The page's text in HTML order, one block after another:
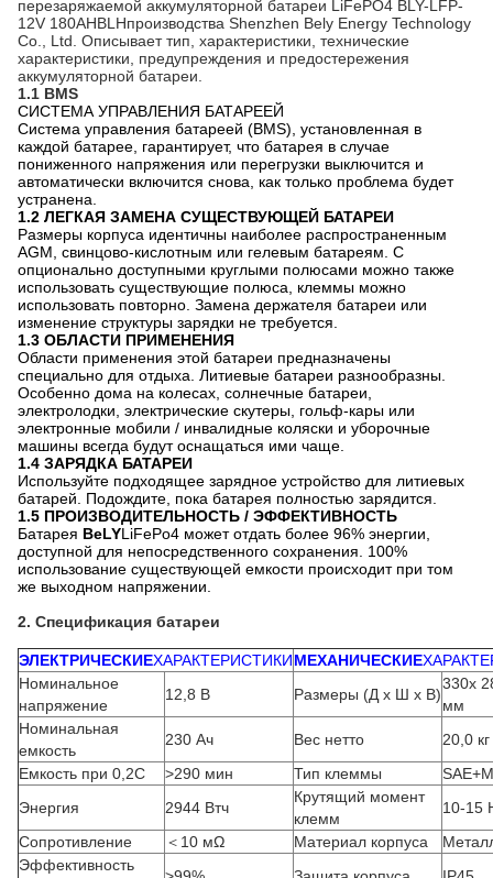
1. Общая информация
Данная спецификация определяет характеристики
перезаряжаемой аккумуляторной батареи LiFePO4 BLY-LFP-
12V 180AHBLHпроизводства Shenzhen Bely Energy Technology
Co., Ltd. Описывает тип, характеристики, технические
характеристики, предупреждения и предостережения
аккумуляторной батареи.
1.1 BMS
СИСТЕМА УПРАВЛЕНИЯ БАТАРЕЕЙ
Система управления батареей (BMS), установленная в
каждой батарее, гарантирует, что батарея в случае
автоматически включится снова, как только проблема будет
1.2 ЛЕГКАЯ ЗАМЕНА СУЩЕСТВУЮЩЕЙ БАТАРЕИ
Размеры корпуса идентичны наиболее распространенным
AGM, свинцово-кислотным или гелевым батареям. С
опционально доступными круглыми полюсами можно также
использовать существующие полюса, клеммы можно
использовать повторно. Замена держателя батареи или
изменение структуры зарядки не требуется.
1.3 ОБЛАСТИ ПРИМЕНЕНИЯ
Области применения этой батареи предназначены
специально для отдыха. Литиевые батареи разнообразны.
Особенно дома на колесах, солнечные батареи,
электролодки, электрические скутеры, гольф-кары или
электронные мобили / инвалидные коляски и уборочные